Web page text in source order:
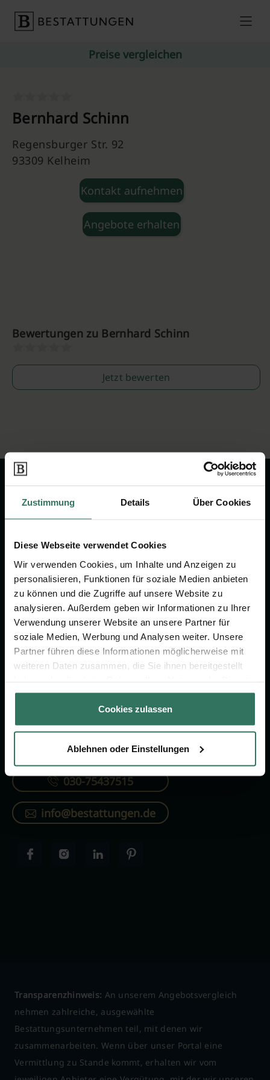
Zustimmung Details Über Cookies
Diese Webseite verwendet Cookies
Wir verwenden Cookies, um Inhalte und Anzeigen zu
personalisieren, Funktionen für soziale Medien anbieten
zu können und die Zugriffe auf unsere Website zu
analysieren. Außerdem geben wir Informationen zu Ihrer
Verwendung unserer Website an unsere Partner für
soziale Medien, Werbung und Analysen weiter. Unsere
Partner führen diese Informationen möglicherweise mit
weiteren Daten zusammen, die Sie ihnen bereitgestellt
gesammelt haben.
Cookies zulassen
Ablehnen oder Einstellungen
Preise vergleichen
Bernhard Schinn
Regensburger Str. 92
93309 Kelheim
Kontakt aufnehmen
Angebote erhalten
Bewertungen zu Bernhard Schinn
Jetzt bewerten
Wir sind Ihr Ansprechpartner rund
Vorsorge.
Jetzt beraten lassen
FÜR SIE
Vergleich
Verzeichnis
FÜR BESTATTER
Online-Portal
KONTAKTIEREN SIE UNS
030-75437515
info@bestattungen.de
Transparenzhinweis: An unserem Angebotsvergleich
nehmen zahlreiche, ausgewählte
Bestattungsunternehmen teil, mit denen wir
zusammenarbeiten. Wenn über unser Portal eine
Vermittlung zu Stande kommt, erhalten wir vom